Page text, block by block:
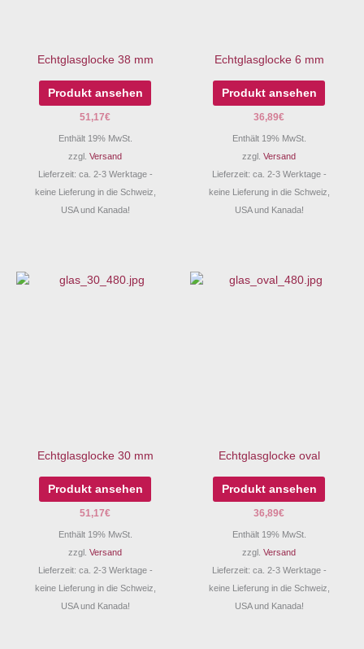
Echtglasglocke 38 mm
Produkt ansehen
51,17€
Enthält 19% MwSt.
zzgl. Versand
Lieferzeit: ca. 2-3 Werktage -
keine Lieferung in die Schweiz,
USA und Kanada!
Echtglasglocke 6 mm
Produkt ansehen
36,89€
Enthält 19% MwSt.
zzgl. Versand
Lieferzeit: ca. 2-3 Werktage -
keine Lieferung in die Schweiz,
USA und Kanada!
Echtglasglocke 30 mm
Produkt ansehen
51,17€
Enthält 19% MwSt.
zzgl. Versand
Lieferzeit: ca. 2-3 Werktage -
keine Lieferung in die Schweiz,
USA und Kanada!
Echtglasglocke oval
Produkt ansehen
36,89€
Enthält 19% MwSt.
zzgl. Versand
Lieferzeit: ca. 2-3 Werktage -
keine Lieferung in die Schweiz,
USA und Kanada!